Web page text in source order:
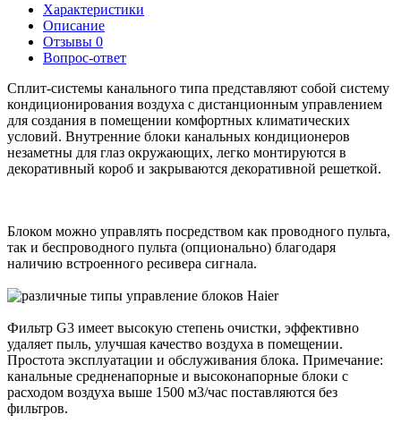
Характеристики
Описание
Отзывы 0
Вопрос-ответ
Сплит-системы канального типа представляют собой систему
кондиционирования воздуха с дистанционным управлением
для создания в помещении комфортных климатических
условий. Внутренние блоки канальных кондиционеров
незаметны для глаз окружающих, легко монтируются в
декоративный короб и закрываются декоративной решеткой.
Блоком можно управлять посредством как проводного пульта,
так и беспроводного пульта (опционально) благодаря
наличию встроенного ресивера сигнала.
Фильтр G3 имеет высокую степень очистки, эффективно
удаляет пыль, улучшая качество воздуха в помещении.
Простота эксплуатации и обслуживания блока. Примечание:
канальные средненапорные и высоконапорные блоки с
расходом воздуха выше 1500 м3/час поставляются без
фильтров.